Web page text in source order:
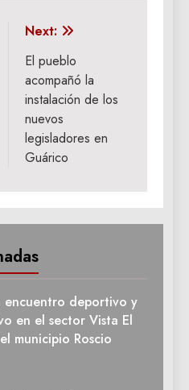
Next:
El pueblo
acompañó la
instalación de los
nuevos
legisladores en
Guárico
encuentro deportivo y
en el sector Vista El
municipio Roscio